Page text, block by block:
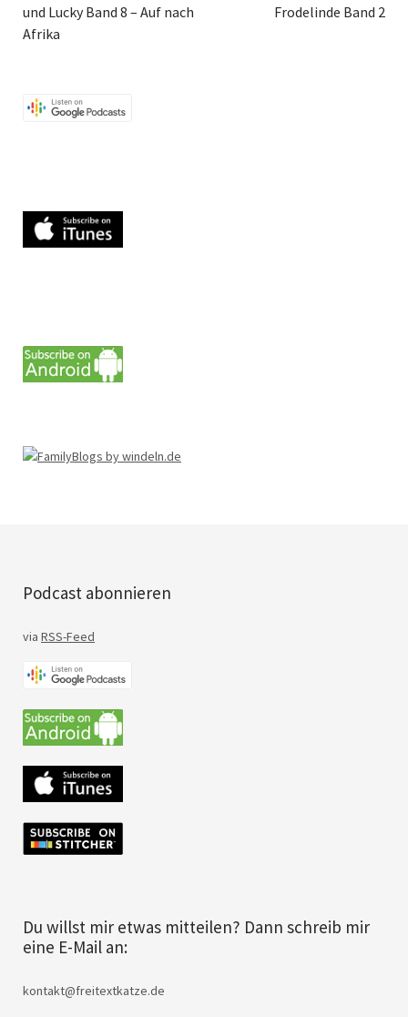
und Lucky Band 8 – Auf nach
Afrika
Frodelinde Band 2
Podcast abonnieren
via RSS-Feed
Du willst mir etwas mitteilen? Dann schreib mir
eine E-Mail an:
kontakt@freitextkatze.de